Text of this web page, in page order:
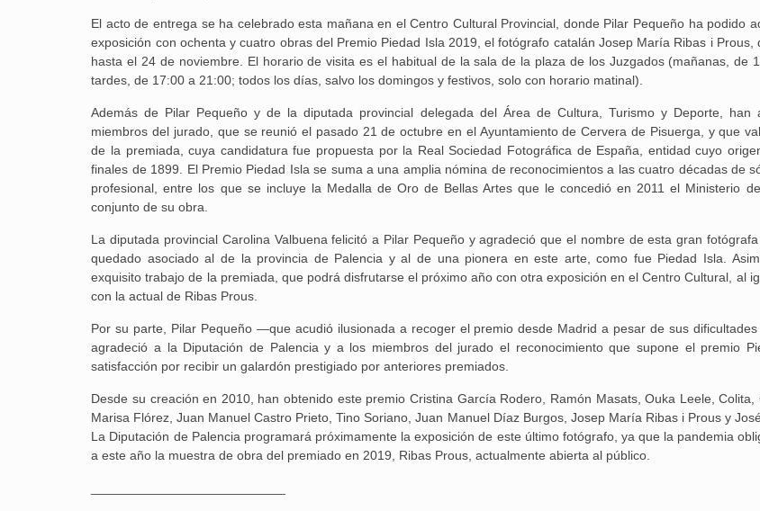
El acto de entrega se ha celebrado esta mañana en el Centro Cultural Provincial, donde Pilar Pequeño ha podido
exposición con ochenta y cuatro obras del Premio Piedad Isla 2019, el fotógrafo catalán Josep María Ribas i Prous,
hasta el 24 de noviembre. El horario de visita es el habitual de la sala de la plaza de los Juzgados (mañanas, de
tardes, de 17:00 a 21:00; todos los días, salvo los domingos y festivos, solo con horario matinal).
Además de Pilar Pequeño y de la diputada provincial delegada del Área de Cultura, Turismo y Deporte, han
miembros del jurado, que se reunió el pasado 21 de octubre en el Ayuntamiento de Cervera de Pisuerga, y que
de la premiada, cuya candidatura fue propuesta por la Real Sociedad Fotográfica de España, entidad cuyo
finales de 1899. El Premio Piedad Isla se suma a una amplia nómina de reconocimientos a las cuatro décadas de
profesional, entre los que se incluye la Medalla de Oro de Bellas Artes que le concedió en 2011 el Ministerio
conjunto de su obra.
La diputada provincial Carolina Valbuena felicitó a Pilar Pequeño y agradeció que el nombre de esta gran
quedado asociado al de la provincia de Palencia y al de una pionera en este arte, como fue Piedad Isla.
exquisito trabajo de la premiada, que podrá disfrutarse el próximo año con otra exposición en el Centro Cultural, al
con la actual de Ribas Prous.
Por su parte, Pilar Pequeño —que acudió ilusionada a recoger el premio desde Madrid a pesar de sus
agradeció a la Diputación de Palencia y a los miembros del jurado el reconocimiento que supone el premio
satisfacción por recibir un galardón prestigiado por anteriores premiados.
Desde su creación en 2010, han obtenido este premio Cristina García Rodero, Ramón Masats, Ouka Leele, Colita,
Marisa Flórez, Juan Manuel Castro Prieto, Tino Soriano, Juan Manuel Díaz Burgos, Josep María Ribas i Prous y
La Diputación de Palencia programará próximamente la exposición de este último fotógrafo, ya que la pandemia
a este año la muestra de obra del premiado en 2019, Ribas Prous, actualmente abierta al público.
25
Aguilar